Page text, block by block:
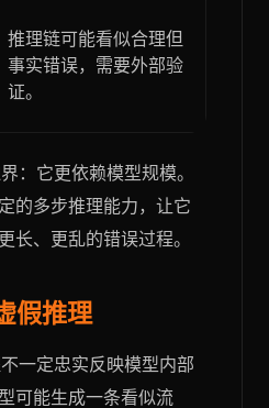
推理链可能看似合理但
事实错误，需要外部验
证。
：它更依赖模型规模。
的多步推理能力，让它
长、更乱的错误过程。
假推理
一定忠实反映模型内部
可能生成一条看似流